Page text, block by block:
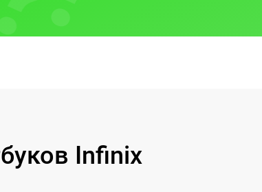
Infinix